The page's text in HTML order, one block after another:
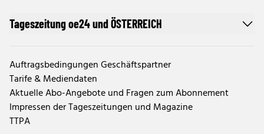
Tageszeitung oe24 und ÖSTERREICH
Auftragsbedingungen Geschäftspartner
Tarife & Mediendaten
Aktuelle Abo-Angebote und Fragen zum Abonnement
Impressen der Tageszeitungen und Magazine
TTPA